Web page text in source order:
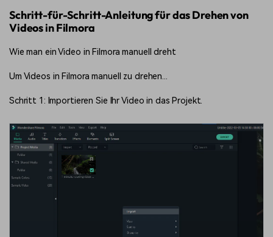
Schritt-für-Schritt-Anleitung für das Drehen von
Videos in Filmora
Wie man ein Video in Filmora manuell dreht
Um Videos in Filmora manuell zu drehen...
Schritt 1: Importieren Sie Ihr Video in das Projekt.